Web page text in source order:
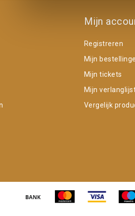
Mijn
Registreren
Mijn
Mijn tickets
Mijn
Vergelijk